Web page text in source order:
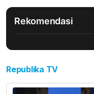
Rekomendasi
Republika TV